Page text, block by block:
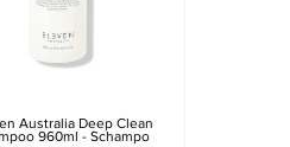
Australia Deep Clean
960ml - Schampo